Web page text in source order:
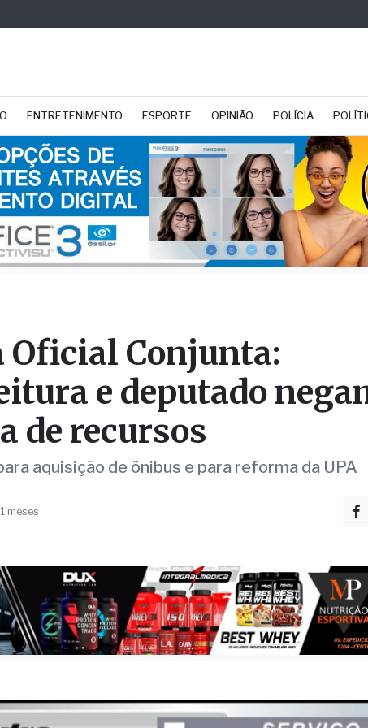
ENTRETENIMENTO ESPORTE OPINIÃO POLÍCIA
Oficial Conjunta:
e deputado
de recursos
aquisição de ônibus e para reforma da UPA